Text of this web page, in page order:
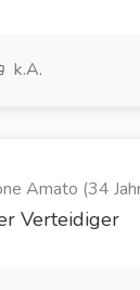
k.A.
Amato (34
Verteidiger